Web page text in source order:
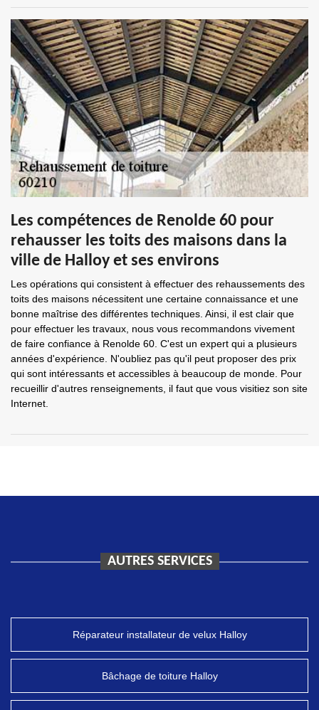
Les compétences de Renolde 60 pour
rehausser les toits des maisons dans la
ville de Halloy et ses environs
Les opérations qui consistent à effectuer des rehaussements des
toits des maisons nécessitent une certaine connaissance et une
bonne maîtrise des différentes techniques. Ainsi, il est clair que
pour effectuer les travaux, nous vous recommandons vivement
de faire confiance à Renolde 60. C'est un expert qui a plusieurs
années d'expérience. N'oubliez pas qu'il peut proposer des prix
qui sont intéressants et accessibles à beaucoup de monde. Pour
recueillir d'autres renseignements, il faut que vous visitiez son site
Internet.
AUTRES SERVICES
Réparateur installateur de velux Halloy
Bâchage de toiture Halloy